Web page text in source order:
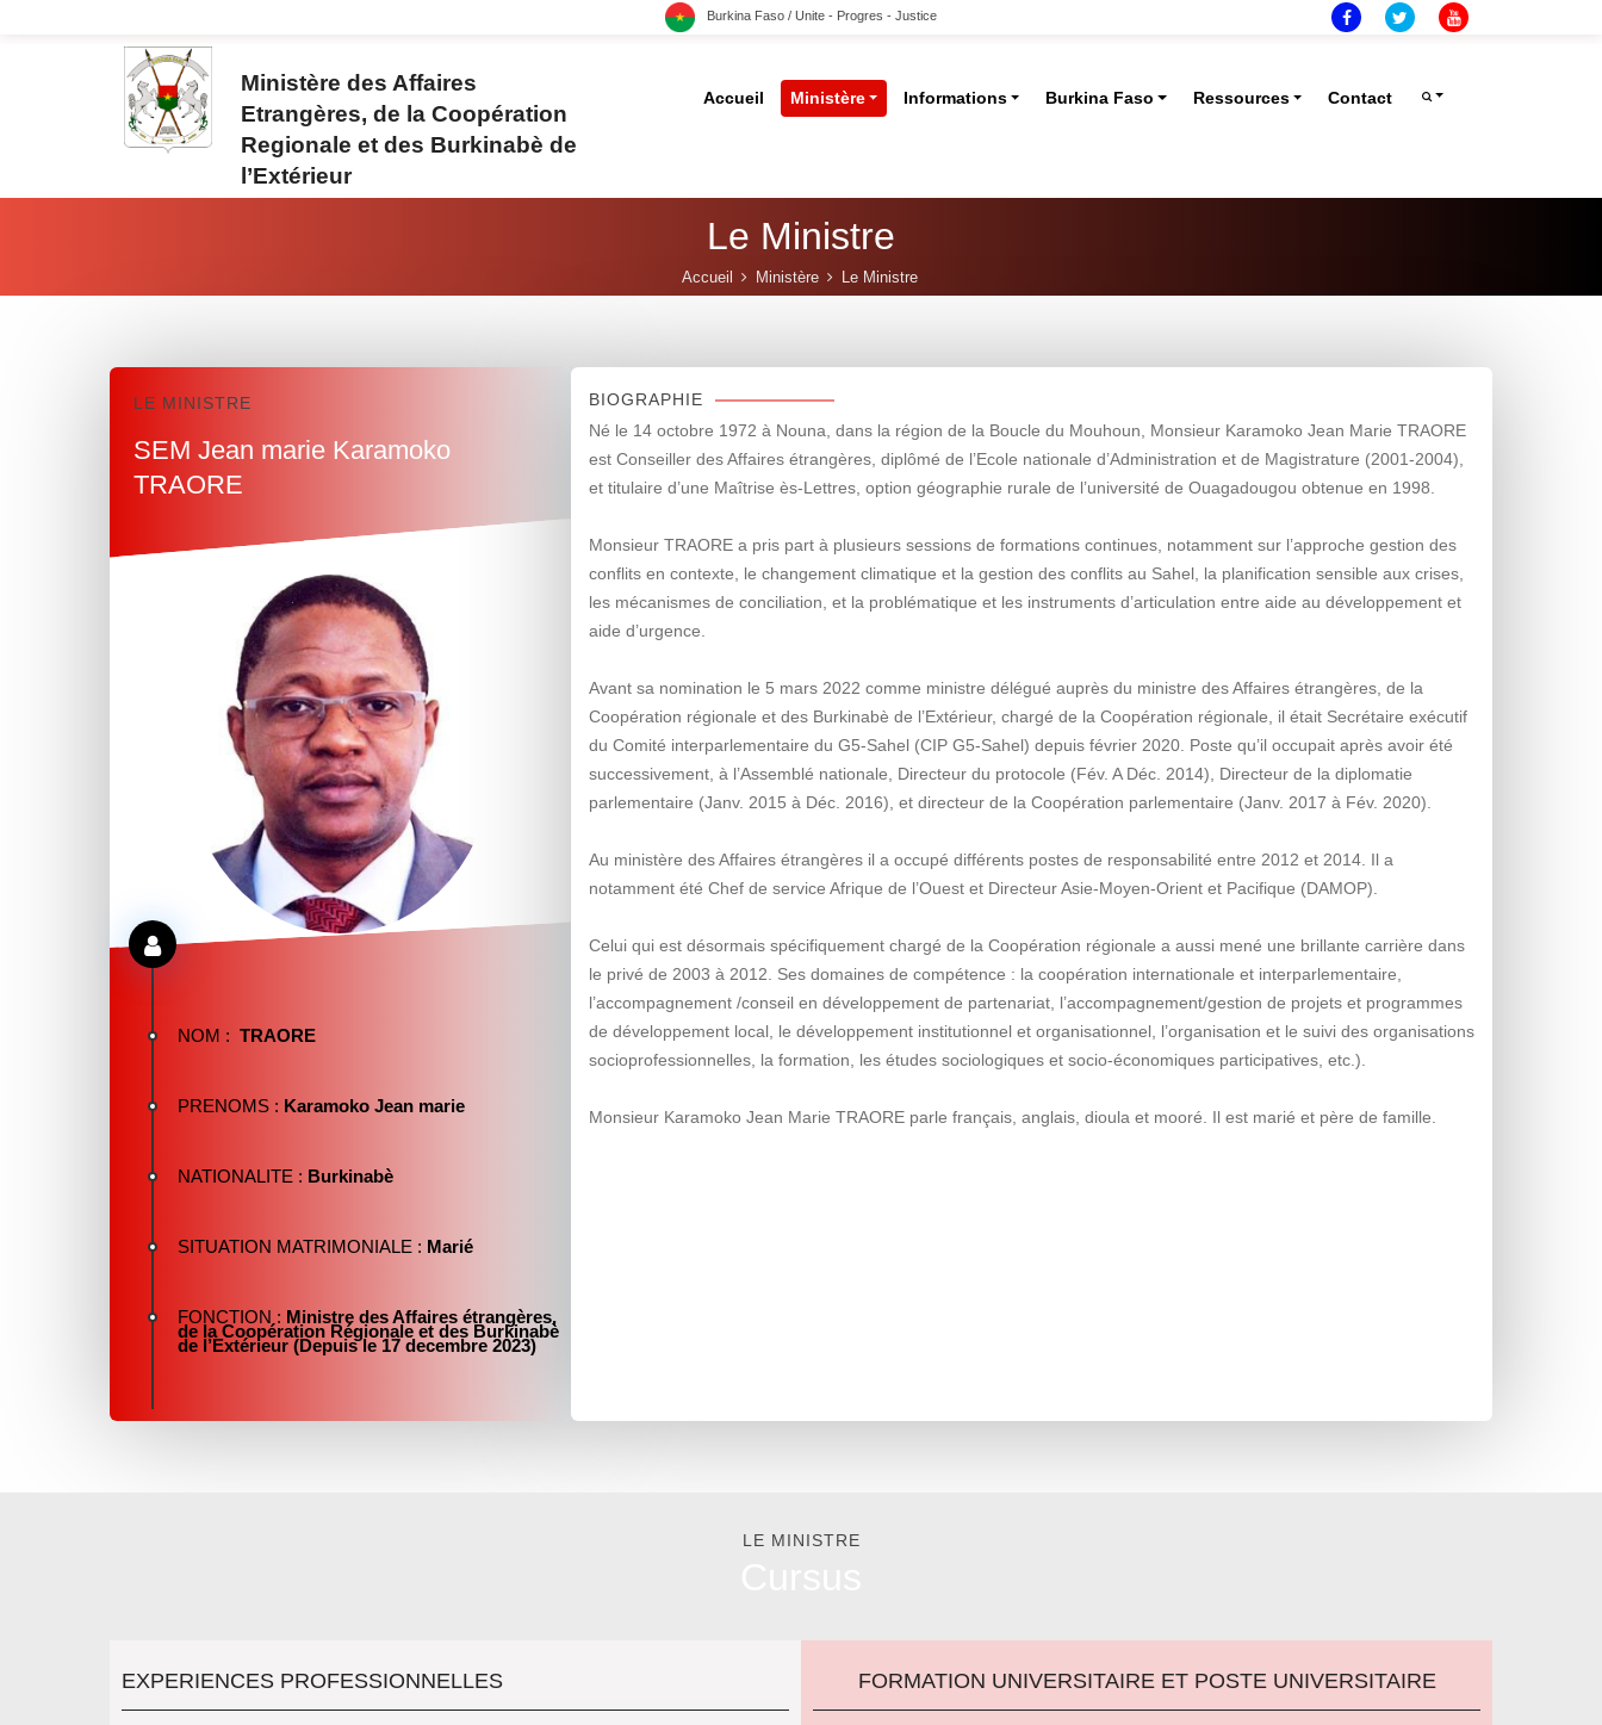
Burkina Faso / Unite - Progres - Justice
Ministère des Affaires
Etrangères, de la Coopération
Regionale et des Burkinabè de
l’Extérieur
Accueil Ministère Informations Burkina Faso Ressources Contact
Le Ministre
Accueil Ministère Le Ministre
LE MINISTRE
SEM Jean marie Karamoko
TRAORE
NOM : TRAORE
PRENOMS : Karamoko Jean marie
NATIONALITE : Burkinabè
SITUATION MATRIMONIALE : Marié
FONCTION : Ministre des Affaires étrangères,
de la Coopération Régionale et des Burkinabè
de l’Extérieur (Depuis le 17 decembre 2023)
BIOGRAPHIE
Né le 14 octobre 1972 à Nouna, dans la région de la Boucle du Mouhoun, Monsieur Karamoko Jean Marie TRAORE
est Conseiller des Affaires étrangères, diplômé de l’Ecole nationale d’Administration et de Magistrature (2001-2004),
et titulaire d’une Maîtrise ès-Lettres, option géographie rurale de l’université de Ouagadougou obtenue en 1998.
Monsieur TRAORE a pris part à plusieurs sessions de formations continues, notamment sur l’approche gestion des
conflits en contexte, le changement climatique et la gestion des conflits au Sahel, la planification sensible aux crises,
les mécanismes de conciliation, et la problématique et les instruments d’articulation entre aide au développement et
aide d’urgence.
Avant sa nomination le 5 mars 2022 comme ministre délégué auprès du ministre des Affaires étrangères, de la
Coopération régionale et des Burkinabè de l’Extérieur, chargé de la Coopération régionale, il était Secrétaire exécutif
du Comité interparlementaire du G5-Sahel (CIP G5-Sahel) depuis février 2020. Poste qu’il occupait après avoir été
successivement, à l’Assemblé nationale, Directeur du protocole (Fév. A Déc. 2014), Directeur de la diplomatie
parlementaire (Janv. 2015 à Déc. 2016), et directeur de la Coopération parlementaire (Janv. 2017 à Fév. 2020).
Au ministère des Affaires étrangères il a occupé différents postes de responsabilité entre 2012 et 2014. Il a
notamment été Chef de service Afrique de l’Ouest et Directeur Asie-Moyen-Orient et Pacifique (DAMOP).
Celui qui est désormais spécifiquement chargé de la Coopération régionale a aussi mené une brillante carrière dans
le privé de 2003 à 2012. Ses domaines de compétence : la coopération internationale et interparlementaire,
l’accompagnement /conseil en développement de partenariat, l’accompagnement/gestion de projets et programmes
de développement local, le développement institutionnel et organisationnel, l’organisation et le suivi des organisations
socioprofessionnelles, la formation, les études sociologiques et socio-économiques participatives, etc.).
Monsieur Karamoko Jean Marie TRAORE parle français, anglais, dioula et mooré. Il est marié et père de famille.
LE MINISTRE
EXPERIENCES PROFESSIONNELLES FORMATION UNIVERSITAIRE ET POSTE UNIVERSITAIRE